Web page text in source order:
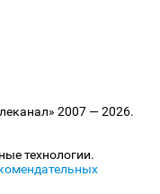
2007 — 2026.
технологии.